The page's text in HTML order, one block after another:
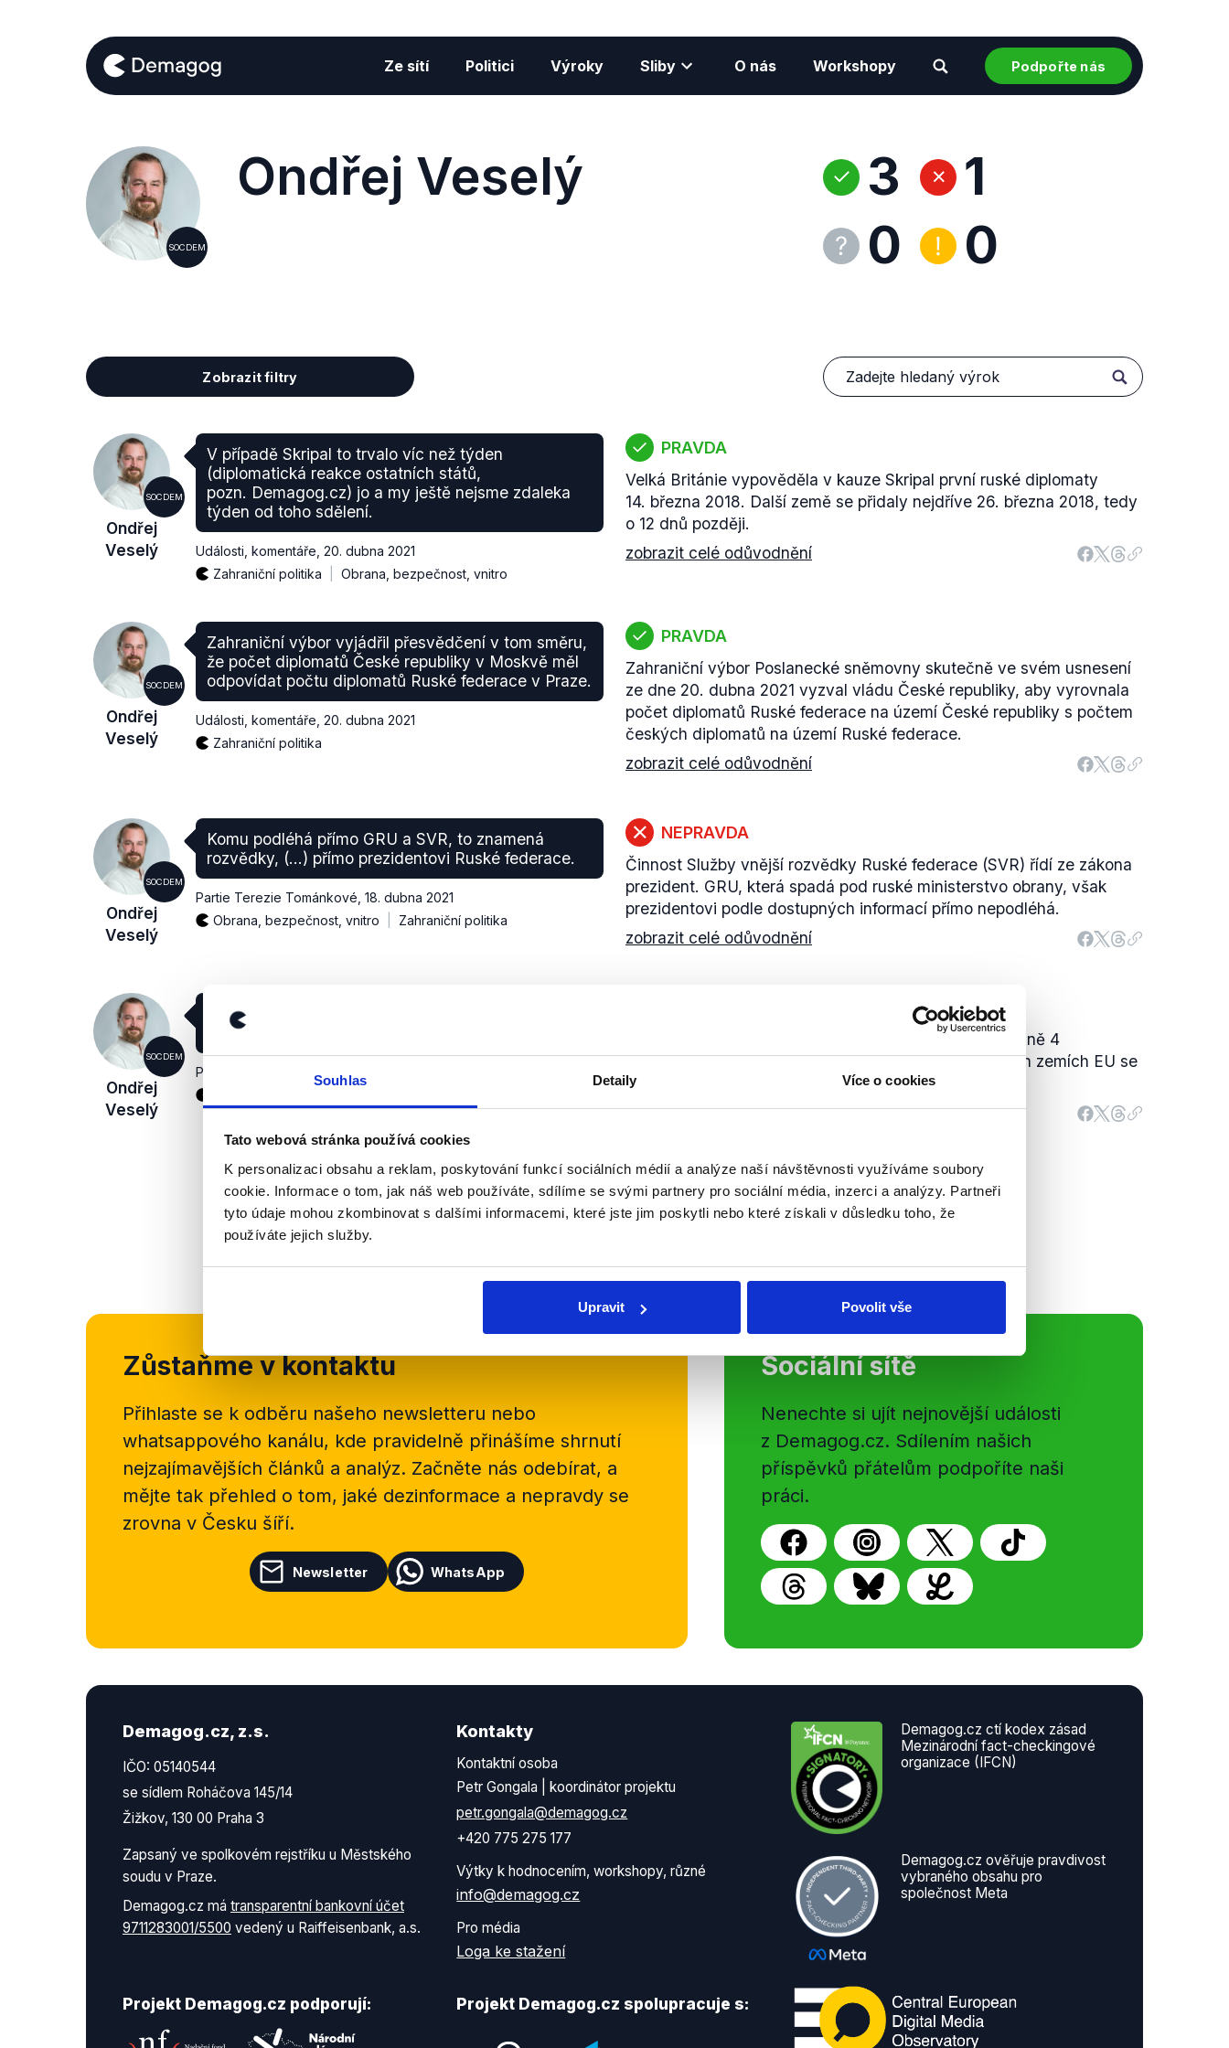
Souhlas Detaily Více o cookies
Tato webová stránka používá cookies
K personalizaci obsahu a reklam, poskytování funkcí sociálních médií a analýze naší návštěvnosti využíváme soubory
cookie. Informace o tom, jak náš web používáte, sdílíme se svými partnery pro sociální média, inzerci a analýzy. Partneři
tyto údaje mohou zkombinovat s dalšími informacemi, které jste jim poskytli nebo které získali v důsledku toho, že
používáte jejich služby.
Upravit Povolit vše
Ze sítí Politici Výroky Sliby O nás Workshopy Podpořte nás
SOCDEM
Ondřej Veselý
3
0
1
0
Zobrazit filtry
SOCDEM
Ondřej
Veselý
V případě Skripal to trvalo víc než týden
(diplomatická reakce ostatních států,
pozn. Demagog.cz) jo a my ještě nejsme zdaleka
týden od toho sdělení.
Události, komentáře 20. dubna 2021
Zahraniční politika
Obrana, bezpečnost, vnitro
PRAVDA
Velká Británie vypověděla v kauze Skripal první ruské diplomaty
14. března 2018. Další země se přidaly nejdříve 26. března 2018, tedy
o 12 dnů později.
zobrazit celé odůvodnění
SOCDEM
Ondřej
Veselý
Zahraniční výbor vyjádřil přesvědčení v tom směru,
že počet diplomatů České republiky v Moskvě měl
odpovídat počtu diplomatů Ruské federace v Praze.
Události, komentáře 20. dubna 2021
Zahraniční politika
PRAVDA
Zahraniční výbor Poslanecké sněmovny skutečně ve svém usnesení
ze dne 20. dubna 2021 vyzval vládu České republiky, aby vyrovnala
počet diplomatů Ruské federace na území České republiky s počtem
českých diplomatů na území Ruské federace.
zobrazit celé odůvodnění
SOCDEM
Ondřej
Veselý
Komu podléhá přímo GRU a SVR, to znamená
rozvědky, (...) přímo prezidentovi Ruské federace.
Partie Terezie Tománkové 18. dubna 2021
Obrana, bezpečnost, vnitro
Zahraniční politika
NEPRAVDA
Činnost Služby vnější rozvědky Ruské federace (SVR) řídí ze zákona
prezident. GRU, která spadá pod ruské ministerstvo obrany, však
prezidentovi podle dostupných informací přímo nepodléhá.
zobrazit celé odůvodnění
SOCDEM
Ondřej
Veselý
Běžně se vyhošťuje jeden dva diplomaté, když už
se něco děje.
Partie Terezie Tománkové
Česká republika vyhostila do letošního dubna maximálně 4
diplomatické pracovníky najednou. Stejně jako v jiných zemích EU se
většinou jedná jen o jednotky vyhoštěných diplomatů.
zobrazit celé odůvodnění
Zůstaňme v kontaktu
Přihlaste se k odběru našeho newsletteru nebo
whatsappového kanálu, kde pravidelně přinášíme shrnutí
nejzajímavějších článků a analýz. Začněte nás odebírat, a
mějte tak přehled o tom, jaké dezinformace a nepravdy se
zrovna v Česku šíří.
Newsletter WhatsApp
Sociální sítě
Nenechte si ujít nejnovější události
z Demagog.cz. Sdílením našich
příspěvků přátelům podpoříte naši
práci.
Demagog.cz, z.s.
IČO: 05140544
se sídlem Roháčova 145/14
Žižkov, 130 00 Praha 3
Zapsaný ve spolkovém rejstříku u Městského
soudu v Praze.
Demagog.cz má transparentní bankovní účet
9711283001/5500 vedený u Raiffeisenbank, a.s.
Kontakty
Kontaktní osoba
Petr Gongala | koordinátor projektu
petr.gongala@demagog.cz
+420 775 275 177
Výtky k hodnocením, workshopy, různé
info@demagog.cz
Pro média
Loga ke stažení
Projekt Demagog.cz podporují: Projekt Demagog.cz spolupracuje s:
Demagog.cz ctí kodex zásad
Mezinárodní fact-checkingové
organizace (IFCN)
Demagog.cz ověřuje pravdivost
vybraného obsahu pro
společnost Meta